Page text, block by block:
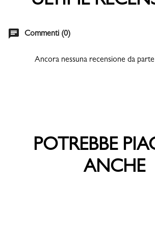
chat Commenti (0)
Ancora nessuna recensione da
POTREBBE
ANCHE